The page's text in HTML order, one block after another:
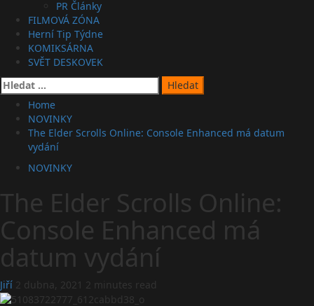
PR Články
FILMOVÁ ZÓNA
Herní Tip Týdne
KOMIKSÁRNA
SVĚT DESKOVEK
Vyhledávání
Home
NOVINKY
The Elder Scrolls Online: Console Enhanced má datum
vydání
NOVINKY
The Elder Scrolls Online:
Console Enhanced má
datum vydání
Jiří 2 dubna, 2021 2 minutes read